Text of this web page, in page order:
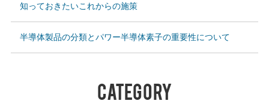
知っておきたいこれからの施策
半導体製品の分類とパワー半導体素子の重要性について
CATEGORY